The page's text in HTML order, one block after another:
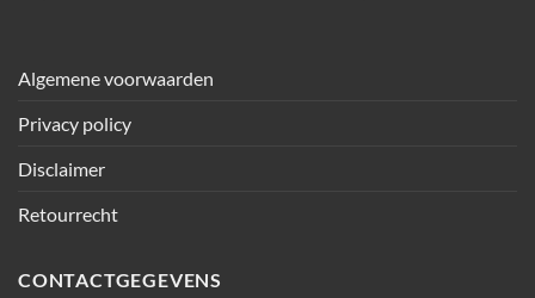
Algemene voorwaarden
Privacy policy
Disclaimer
Retourrecht
CONTACTGEGEVENS